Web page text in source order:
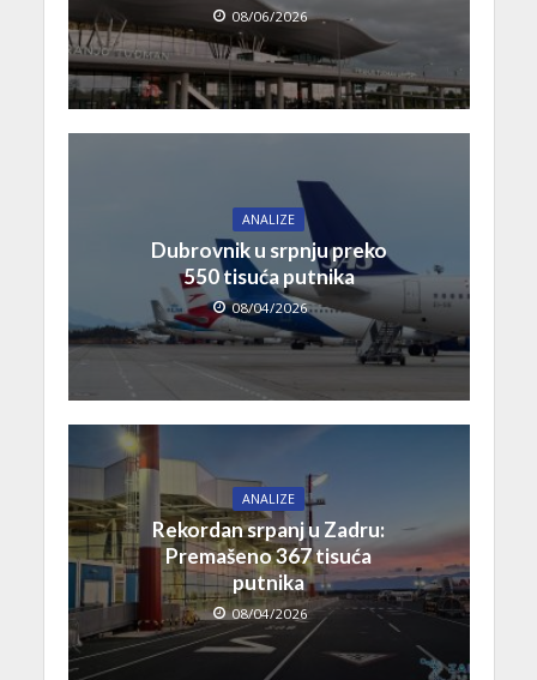
08/06/2026
ANALIZE
Dubrovnik u srpnju preko
550 tisuća putnika
08/04/2026
ANALIZE
Rekordan srpanj u Zadru:
Premašeno 367 tisuća
putnika
08/04/2026